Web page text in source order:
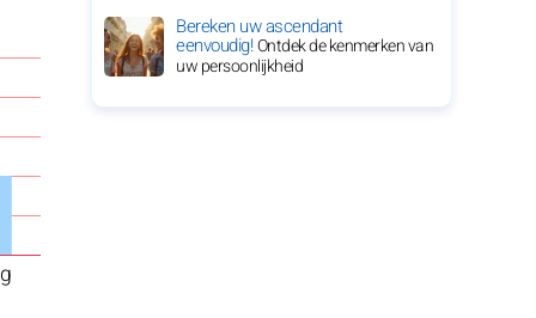
Bereken uw ascendant
eenvoudig!Ontdek de kenmerken van
uw persoonlijkheid